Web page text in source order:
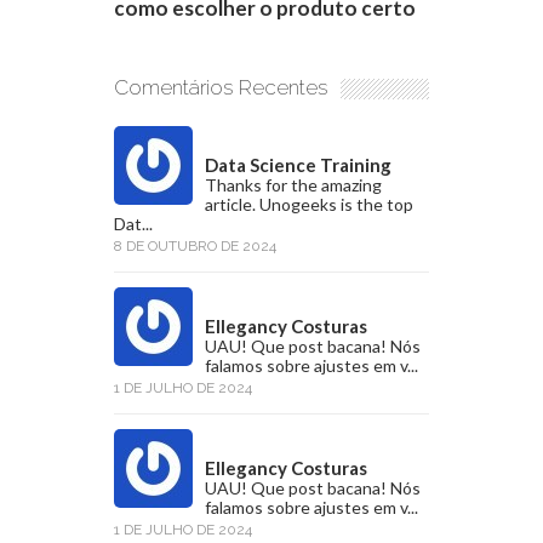
como escolher o produto certo
Comentários Recentes
Data Science Training
Thanks for the amazing
article. Unogeeks is the top
Dat...
8 DE OUTUBRO DE 2024
Ellegancy Costuras
UAU! Que post bacana! Nós
falamos sobre ajustes em v...
1 DE JULHO DE 2024
Ellegancy Costuras
UAU! Que post bacana! Nós
falamos sobre ajustes em v...
1 DE JULHO DE 2024